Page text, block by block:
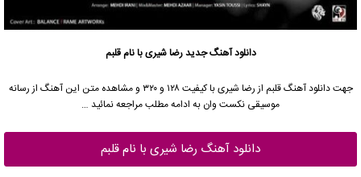
دانلود آهنگ جدیدرضا شیری با نام قلبم
جهت دانلود آهنگ قلبم از رضا شیری با کیفیت ۱۲۸ و ۳۲۰ و مشاهده متن این آهنگ از رسانه
موسیقی نکست وان به ادامه مطلب مراجعه نمائید …
دانلود آهنگ رضا شیری با نام قلبم